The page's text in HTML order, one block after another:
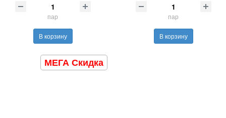
пар
В корзину
пар
В корзину
МЕГА Скидка